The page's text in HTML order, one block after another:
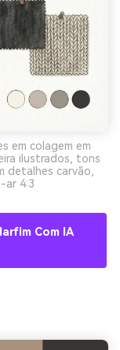
em colagem em
ilustrados, tons
detalhes carvão,
ar 4:3
Com IA